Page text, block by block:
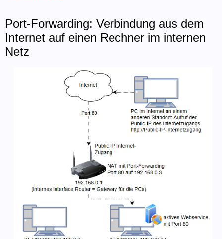
Port-Forwarding: Verbindung aus dem
Internet auf einen Rechner im internen
Netz